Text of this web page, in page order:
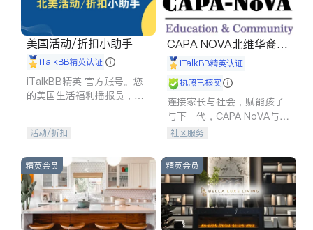
美国活动/折扣小助手
iTalkBB精英认证
iTalkBB精英 官方账号。您
的美国生活福利播报员，精
专属福利。
活动/折扣
CAPA NOVA北维华裔家
长会iTalkBB精英认证
执照已核实
连接家长与社会，赋能孩子
与下一代，CAPA NoVA与您
携手建设包容、公平、充满
社区服务
精英会员 精英会员